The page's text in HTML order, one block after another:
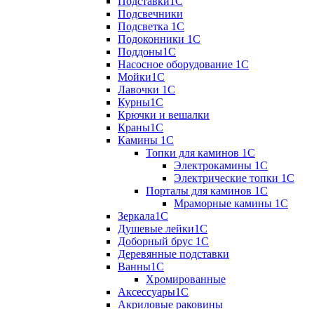
Подсвечники
Подсветка 1С
Подоконники 1С
Поддоны1С
Насосное оборудование 1С
Мойки1С
Лавочки 1С
Курны1С
Крючки и вешалки
Краны1С
Камины 1C
Топки для каминов 1C
Электрокамины 1С
Электрические топки 1C
Порталы для каминов 1С
Мраморные камины 1C
Зеркала1С
Душевые лейки1С
Доборный брус 1С
Деревянные подставки
Ванны1С
Хромированные
Аксессуары1С
Акриловые раковины